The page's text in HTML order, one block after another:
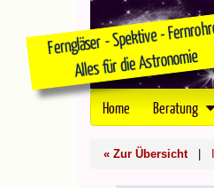
Home Beratung
« Zur Übersicht|